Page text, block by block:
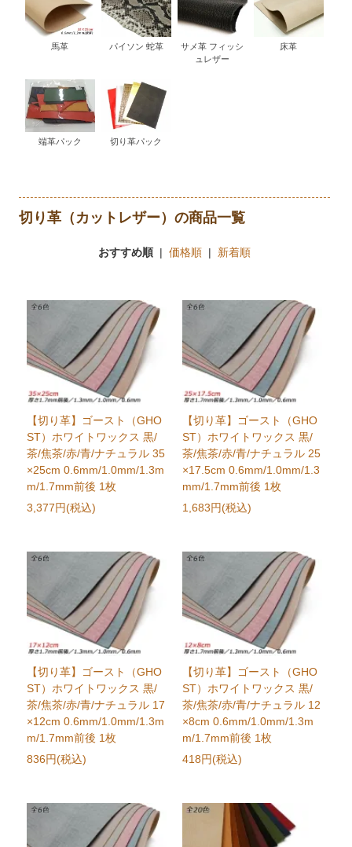
馬革 パイソン 蛇革
サメ革 フィッシ
ュレザー
床革
端革パック 切り革パック
切り革（カットレザー）の商品一覧
おすすめ順| 価格順| 新着順
【切り革】ゴースト（GHO
ST）ホワイトワックス 黒/
茶/焦茶/赤/青/ナチュラル 35
×25cm 0.6mm/1.0mm/1.3m
m/1.7mm前後 1枚
3,377円(税込)
【切り革】ゴースト（GHO
ST）ホワイトワックス 黒/
茶/焦茶/赤/青/ナチュラル 25
×17.5cm 0.6mm/1.0mm/1.3
mm/1.7mm前後 1枚
1,683円(税込)
【切り革】ゴースト（GHO
ST）ホワイトワックス 黒/
茶/焦茶/赤/青/ナチュラル 17
×12cm 0.6mm/1.0mm/1.3m
m/1.7mm前後 1枚
836円(税込)
【切り革】ゴースト（GHO
ST）ホワイトワックス 黒/
茶/焦茶/赤/青/ナチュラル 12
×8cm 0.6mm/1.0mm/1.3m
m/1.7mm前後 1枚
418円(税込)